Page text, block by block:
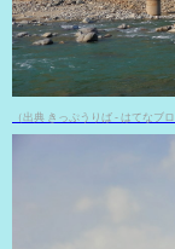
（出典 きっぷうりば - はてなブロ